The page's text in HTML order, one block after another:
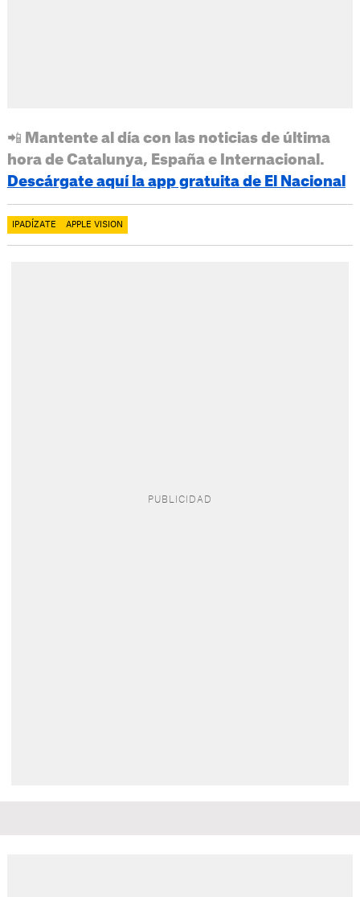
📲 Mantente al día con las noticias de última
hora de Catalunya, España e Internacional.
Descárgate aquí la app gratuita de El Nacional
IPADÍZATE APPLE VISION